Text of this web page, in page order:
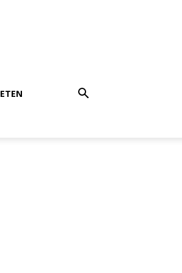
ETEN